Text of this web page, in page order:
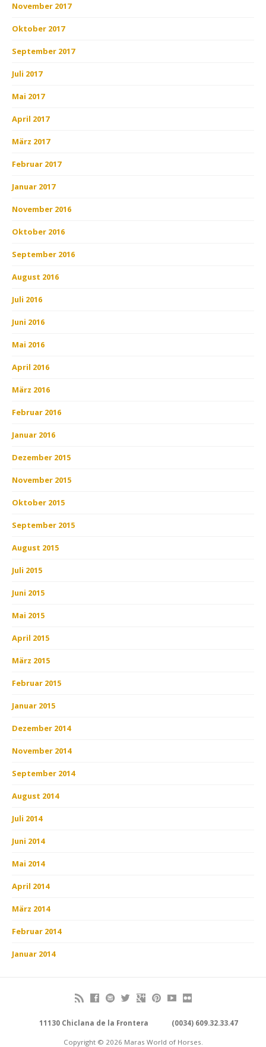
November 2017
Oktober 2017
September 2017
Juli 2017
Mai 2017
April 2017
März 2017
Februar 2017
Januar 2017
November 2016
Oktober 2016
September 2016
August 2016
Juli 2016
Juni 2016
Mai 2016
April 2016
März 2016
Februar 2016
Januar 2016
Dezember 2015
November 2015
Oktober 2015
September 2015
August 2015
Juli 2015
Juni 2015
Mai 2015
April 2015
März 2015
Februar 2015
Januar 2015
Dezember 2014
November 2014
September 2014
August 2014
Juli 2014
Juni 2014
Mai 2014
April 2014
März 2014
Februar 2014
Januar 2014
11130 Chiclana de la Frontera (0034) 609.32.33.47
Copyright © 2026 Maras World of Horses.